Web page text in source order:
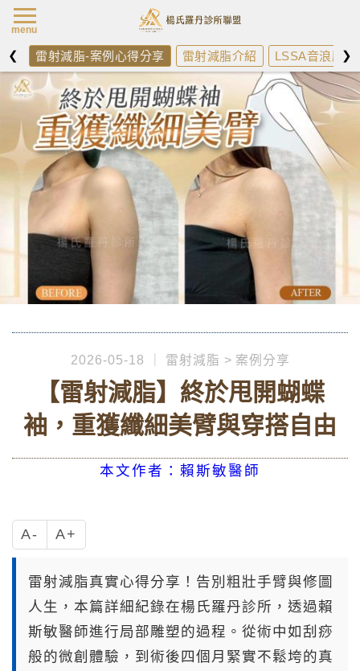
❮ 雷射減脂-案例心得分享 雷射減脂介紹 LSSA音浪脂雕
❯
2026-05-18 雷射減脂 案例分享
【雷射減脂】終於甩開蝴蝶
袖，重獲纖細美臂與穿搭自由
本文作者：賴斯敏醫師
A- A+
雷射減脂真實心得分享！告別粗壯手臂與修圖
人生，本篇詳細紀錄在楊氏羅丹診所，透過賴
斯敏醫師進行局部雕塑的過程。從術中如刮痧
般的微創體驗，到術後四個月緊實不鬆垮的真
menu